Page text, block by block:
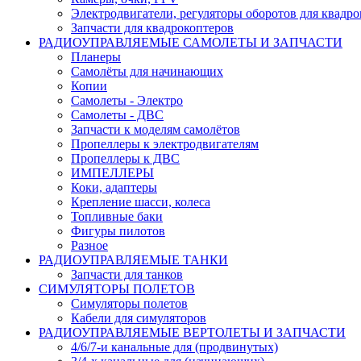
Электродвигатели, регуляторы оборотов для
Запчасти для квадрокоптеров
РАДИОУПРАВЛЯЕМЫЕ САМОЛЕТЫ И ЗАПЧАСТИ
Планеры
Самолёты для начинающих
Копии
Самолеты - Электро
Самолеты - ДВС
Запчасти к моделям самолётов
Пропеллеры к электродвигателям
Пропеллеры к ДВС
ИМПЕЛЛЕРЫ
Коки, адаптеры
Крепление шасси, колеса
Топливные баки
Фигуры пилотов
Разное
РАДИОУПРАВЛЯЕМЫЕ ТАНКИ
Запчасти для танков
СИМУЛЯТОРЫ ПОЛЕТОВ
Симуляторы полетов
Кабели для симуляторов
РАДИОУПРАВЛЯЕМЫЕ ВЕРТОЛЕТЫ И ЗАПЧАСТИ
4/6/7-и канальные для (продвинутых)